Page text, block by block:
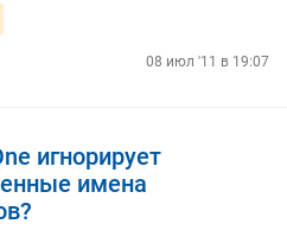
08 июл '11 в 19:07
игнорирует
имена